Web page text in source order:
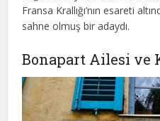
Fransa Krallığı’nın esareti
sahne olmuş bir adaydı.
Bonapart Ailesi ve